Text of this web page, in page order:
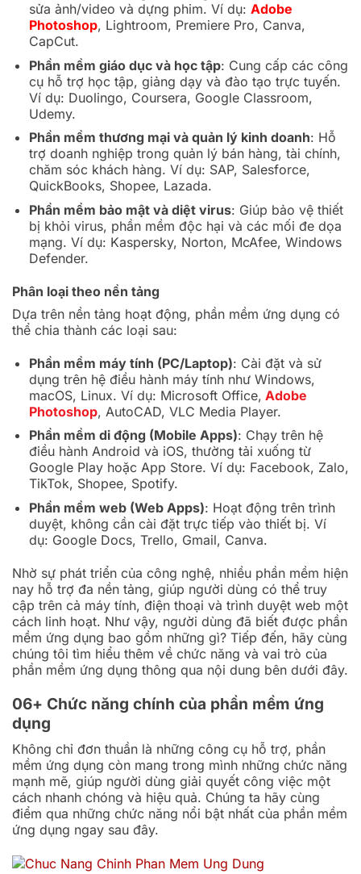
sửa ảnh/video và dựng phim. Ví dụ: Adobe
Photoshop, Lightroom, Premiere Pro, Canva,
CapCut.
Phần mềm giáo dục và học tập: Cung cấp các công
cụ hỗ trợ học tập, giảng dạy và đào tạo trực tuyến.
Ví dụ: Duolingo, Coursera, Google Classroom,
Udemy.
Phần mềm thương mại và quản lý kinh doanh: Hỗ
trợ doanh nghiệp trong quản lý bán hàng, tài chính,
chăm sóc khách hàng. Ví dụ: SAP, Salesforce,
QuickBooks, Shopee, Lazada.
Phần mềm bảo mật và diệt virus: Giúp bảo vệ thiết
bị khỏi virus, phần mềm độc hại và các mối đe dọa
mạng. Ví dụ: Kaspersky, Norton, McAfee, Windows
Defender.
Phân loại theo nền tảng
Dựa trên nền tảng hoạt động, phần mềm ứng dụng có
thể chia thành các loại sau:
Phần mềm máy tính (PC/Laptop): Cài đặt và sử
dụng trên hệ điều hành máy tính như Windows,
macOS, Linux. Ví dụ: Microsoft Office, Adobe
Photoshop, AutoCAD, VLC Media Player.
Phần mềm di động (Mobile Apps): Chạy trên hệ
điều hành Android và iOS, thường tải xuống từ
Google Play hoặc App Store. Ví dụ: Facebook, Zalo,
TikTok, Shopee, Spotify.
Phần mềm web (Web Apps): Hoạt động trên trình
duyệt, không cần cài đặt trực tiếp vào thiết bị. Ví
dụ: Google Docs, Trello, Gmail, Canva.
Nhờ sự phát triển của công nghệ, nhiều phần mềm hiện
nay hỗ trợ đa nền tảng, giúp người dùng có thể truy
cập trên cả máy tính, điện thoại và trình duyệt web một
cách linh hoạt. Như vậy, người dùng đã biết được phần
mềm ứng dụng bao gồm những gì? Tiếp đến, hãy cùng
chúng tôi tìm hiểu thêm về chức năng và vai trò của
phần mềm ứng dụng thông qua nội dung bên dưới đây.
06+ Chức năng chính của phần mềm ứng
dụng
Không chỉ đơn thuần là những công cụ hỗ trợ, phần
mềm ứng dụng còn mang trong mình những chức năng
mạnh mẽ, giúp người dùng giải quyết công việc một
cách nhanh chóng và hiệu quả. Chúng ta hãy cùng
điểm qua những chức năng nổi bật nhất của phần mềm
ứng dụng ngay sau đây.